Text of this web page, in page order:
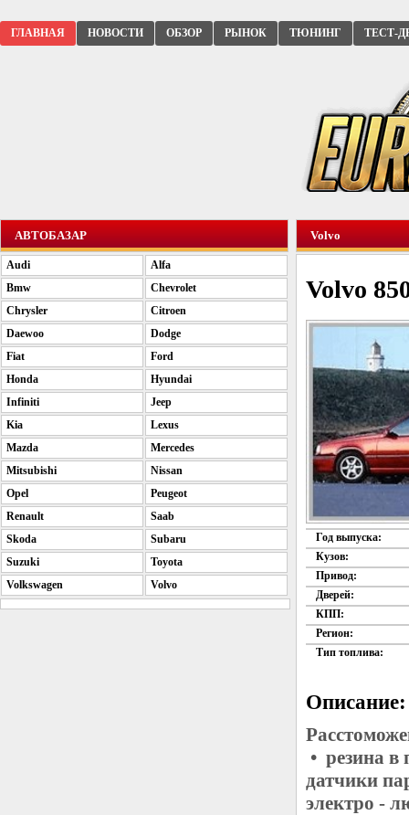
ГЛАВНАЯ НОВОСТИ ОБЗОР РЫНОК ТЮНИНГ ТЕСТ-
Volvo
Volvo
Год выпуска:
Кузов:
Привод:
Дверей:
КПП:
Регион:
Тип топлива:
Описание:
• резина
датчики
электро -
АВТОБАЗАР
Audi
Alfa
Bmw
Chevrolet
Chrysler
Citroen
Daewoo
Dodge
Fiat
Ford
Honda
Hyundai
Infiniti
Jeep
Kia
Lexus
Mazda
Mercedes
Mitsubishi
Nissan
Opel
Peugeot
Renault
Saab
Skoda
Subaru
Suzuki
Toyota
Volkswagen
Volvo